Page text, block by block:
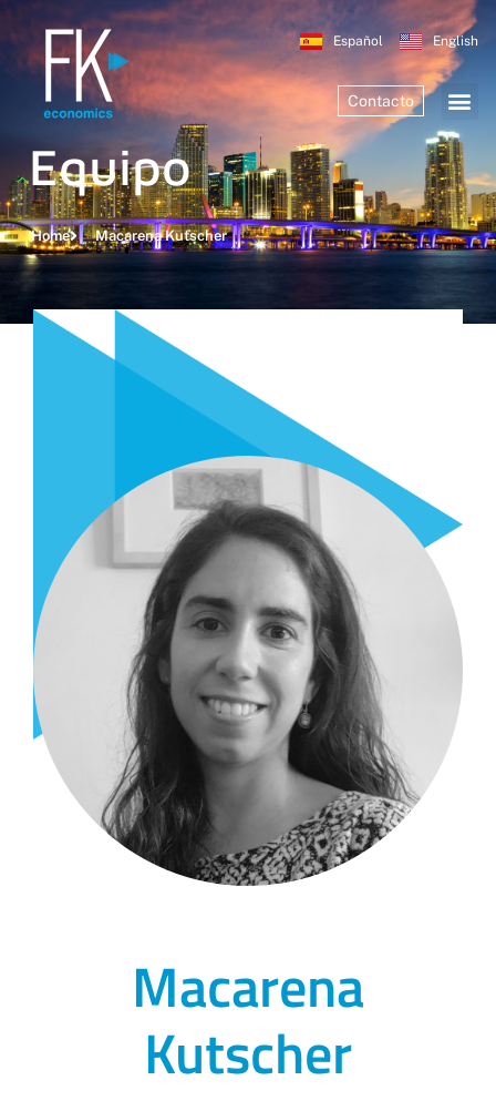
Español English
Contacto
Equipo
Home Macarena Kutscher
Macarena
Kutscher